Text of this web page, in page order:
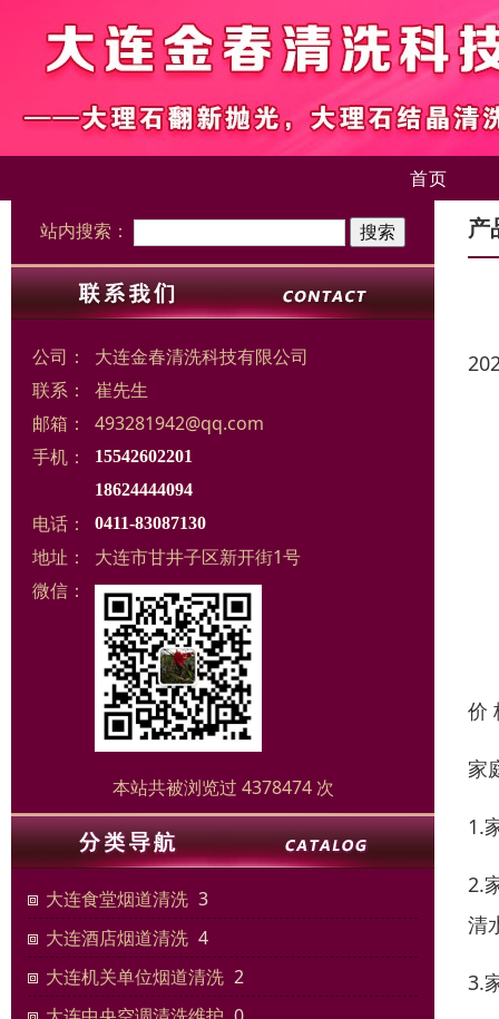
首页
站内搜索：
公司：
大连金春清洗科技有限公司
联系：
崔先生
邮箱：
493281942@qq.com
手机：
15542602201
18624444094
电话： 0411-83087130
地址：
大连市甘井子区新开街1号
微信：
本站共被浏览过 4378474 次
大连食堂烟道清洗 3
大连酒店烟道清洗 4
大连机关单位烟道清洗 2
产
价
家
1.
2.
清
3.